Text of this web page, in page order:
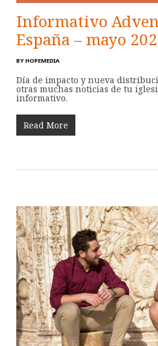
Informativo
España – mayo
BY HOPEMEDIA
Día de impacto y nueva
otras muchas noticias de tu
informativo.
Read More